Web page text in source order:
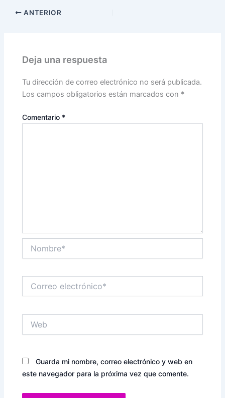
ANTERIOR
Deja una respuesta
Tu dirección de correo electrónico no será publicada.
Los campos obligatorios están marcados con *
Comentario *
electrónico*
Guarda mi nombre, correo electrónico y web en
este navegador para la próxima vez que comente.